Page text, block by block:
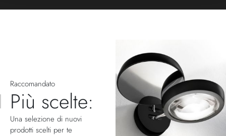
Raccomandato
Più scelte:
Una selezione di nuovi
prodotti scelti per te